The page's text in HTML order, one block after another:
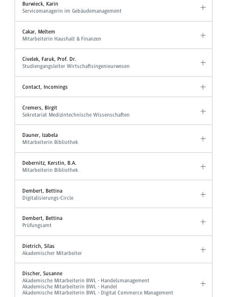
Burwieck, Karin
Servicemanagerin im Gebäudemanagement
Cakar, Meltem
Mitarbeiterin Haushalt & Finanzen
Civelek, Faruk, Prof. Dr.
Studiengangsleiter Wirtschaftsingenieurwesen
Contact, Incomings
Cremers, Birgit
Sekretariat Medizintechnische Wissenschaften
Dauner, Izabela
Mitarbeiterin Bibliothek
Debernitz, Kerstin, B.A.
Mitarbeiterin Bibliothek
Dembert, Bettina
Digitalisierungs-Circle
Dembert, Bettina
Prüfungsamt
Dietrich, Silas
Akademischer Mitarbeiter
Discher, Susanne
Akademische Mitarbeiterin BWL - Handelsmanagement
Akademische Mitarbeiterin BWL - Handel
Akademische Mitarbeiterin BWL - Digital Commerce Management